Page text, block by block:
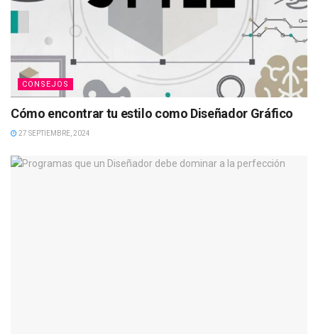
CONSEJOS
Cómo encontrar tu estilo como Diseñador Gráfico
27 SEPTIEMBRE, 2024